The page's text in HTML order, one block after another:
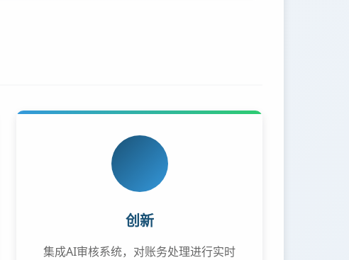
创新
集成AI审核系统，对账务处理进行实时